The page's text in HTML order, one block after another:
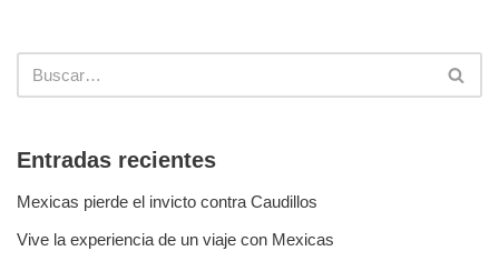
Entradas recientes
Mexicas pierde el invicto contra Caudillos
Vive la experiencia de un viaje con Mexicas